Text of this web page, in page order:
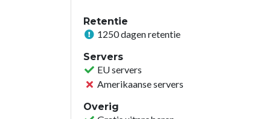
Retentie
1250 dagen retentie
Servers
EU servers
Amerikaanse servers
Overig